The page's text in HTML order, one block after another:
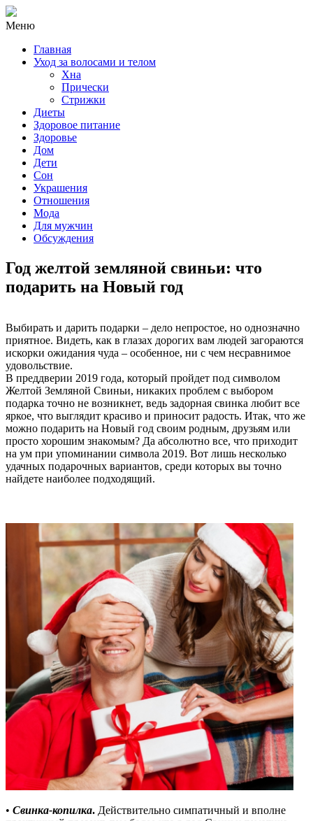
Mеню
Главная
Уход за волосами и телом
Хна
Прически
Стрижки
Диеты
Здоровое питание
Здоровье
Дом
Дети
Сон
Украшения
Отношения
Мода
Для мужчин
Обсуждения
Год желтой земляной свиньи: что
подарить на Новый год
Выбирать и дарить подарки – дело непростое, но однозначно
приятное. Видеть, как в глазах дорогих вам людей загораются
искорки ожидания чуда – особенное, ни с чем несравнимое
удовольствие.
В преддверии 2019 года, который пройдет под символом
Желтой Земляной Свиньи, никаких проблем с выбором
подарка точно не возникнет, ведь задорная свинка любит все
яркое, что выглядит красиво и приносит радость. Итак, что же
можно подарить на Новый год своим родным, друзьям или
просто хорошим знакомым? Да абсолютно все, что приходит
на ум при упоминании символа 2019. Вот лишь несколько
удачных подарочных вариантов, среди которых вы точно
найдете наиболее подходящий.
• Свинка-копилка. Действительно симпатичный и вполне